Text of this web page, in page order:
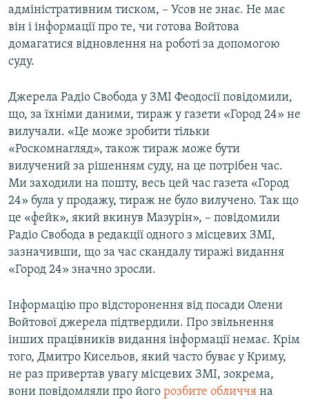
адміністративним тиском, – Усов не знає. Не має
він і інформації про те, чи готова Войтова
домагатися відновлення на роботі за допомогою
суду.
Джерела Радіо Свобода у ЗМІ Феодосії повідомили,
що, за їхніми даними, тираж у газети «Город 24» не
вилучали. «Це може зробити тільки
«Роскомнагляд», також тираж може бути
вилучений за рішенням суду, на це потрібен час.
Ми заходили на пошту, весь цей час газета «Город
24» була у продажу, тираж не було вилучено. Так що
це «фейк», який вкинув Мазурін», – повідомили
Радіо Свобода в редакції одного з місцевих ЗМІ,
зазначивши, що за час скандалу тиражі видання
«Город 24» значно зросли.
Інформацію про відсторонення від посади Олени
Войтової джерела підтвердили. Про звільнення
інших працівників видання інформації немає. Крім
того, Дмитро Кисельов, який часто буває у Криму,
не раз привертав увагу місцевих ЗМІ, зокрема,
вони повідомляли про його розбите обличчя на